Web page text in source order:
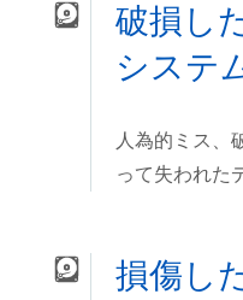
破損し
システ
人為的ミス、
って失われた
損傷し